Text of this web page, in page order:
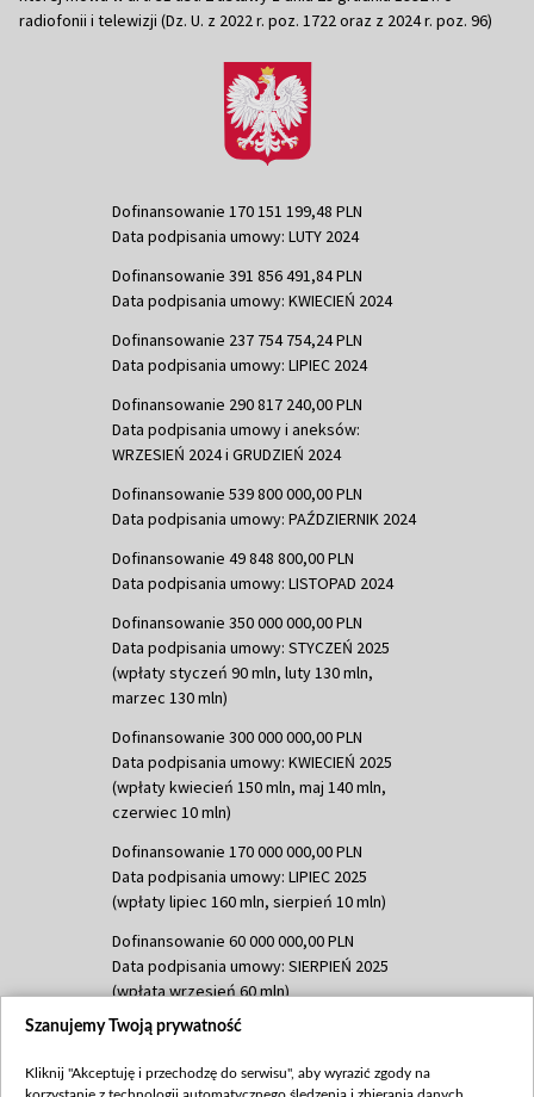
radiofonii i telewizji (Dz. U. z 2022 r. poz. 1722 oraz z 2024 r. poz. 96)
Dofinansowanie 170 151 199,48 PLN
Data podpisania umowy: LUTY 2024
Dofinansowanie 391 856 491,84 PLN
Data podpisania umowy: KWIECIEŃ 2024
Dofinansowanie 237 754 754,24 PLN
Data podpisania umowy: LIPIEC 2024
Dofinansowanie 290 817 240,00 PLN
Data podpisania umowy i aneksów:
WRZESIEŃ 2024 i GRUDZIEŃ 2024
Dofinansowanie 539 800 000,00 PLN
Data podpisania umowy: PAŹDZIERNIK 2024
Dofinansowanie 49 848 800,00 PLN
Data podpisania umowy: LISTOPAD 2024
Dofinansowanie 350 000 000,00 PLN
Data podpisania umowy: STYCZEŃ 2025
(wpłaty styczeń 90 mln, luty 130 mln,
marzec 130 mln)
Dofinansowanie 300 000 000,00 PLN
Data podpisania umowy: KWIECIEŃ 2025
(wpłaty kwiecień 150 mln, maj 140 mln,
czerwiec 10 mln)
Dofinansowanie 170 000 000,00 PLN
Data podpisania umowy: LIPIEC 2025
(wpłaty lipiec 160 mln, sierpień 10 mln)
Dofinansowanie 60 000 000,00 PLN
Data podpisania umowy: SIERPIEŃ 2025
(wpłata wrzesień 60 mln)
Dofinansowanie 635 783 051,21 PLN
(wpłata wrzesień 100 mln, październik 350
Szanujemy Twoją prywatność
Kliknij "Akceptuję i przechodzę do serwisu", aby wyrazić zgody na